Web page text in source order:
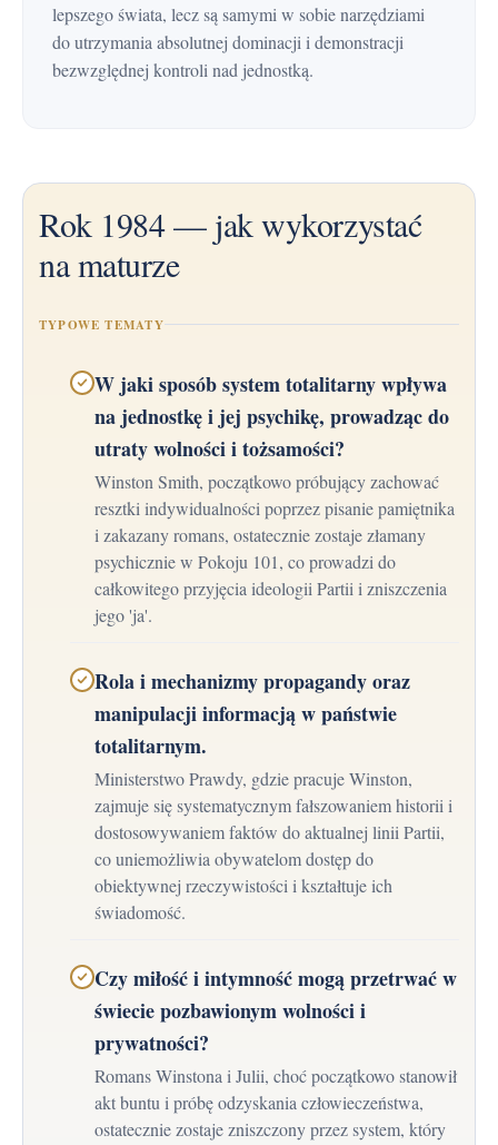
lepszego świata, lecz są samymi w sobie narzędziami
do utrzymania absolutnej dominacji i demonstracji
bezwzględnej kontroli nad jednostką.
Rok 1984 — jak wykorzystać
na maturze
TYPOWE TEMATY
W jaki sposób system totalitarny wpływa
na jednostkę i jej psychikę, prowadząc do
utraty wolności i tożsamości?
Winston Smith, początkowo próbujący zachować
resztki indywidualności poprzez pisanie pamiętnika
i zakazany romans, ostatecznie zostaje złamany
psychicznie w Pokoju 101, co prowadzi do
całkowitego przyjęcia ideologii Partii i zniszczenia
jego 'ja'.
Rola i mechanizmy propagandy oraz
manipulacji informacją w państwie
totalitarnym.
Ministerstwo Prawdy, gdzie pracuje Winston,
zajmuje się systematycznym fałszowaniem historii i
dostosowywaniem faktów do aktualnej linii Partii,
co uniemożliwia obywatelom dostęp do
obiektywnej rzeczywistości i kształtuje ich
świadomość.
Czy miłość i intymność mogą przetrwać w
świecie pozbawionym wolności i
prywatności?
Romans Winstona i Julii, choć początkowo stanowił
akt buntu i próbę odzyskania człowieczeństwa,
ostatecznie zostaje zniszczony przez system, który